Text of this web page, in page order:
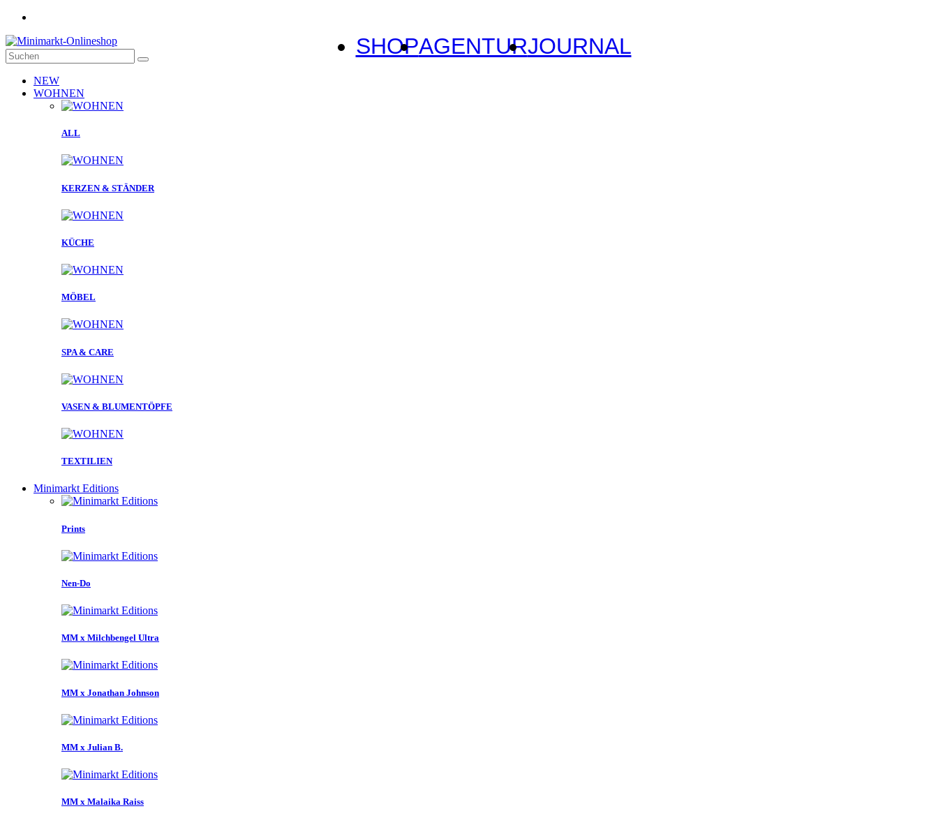
SHOPAGENTURJOURNAL
NEW
WOHNEN
ALL
KERZEN & STÄNDER
KÜCHE
MÖBEL
SPA & CARE
VASEN & BLUMENTÖPFE
TEXTILIEN
Minimarkt Editions
Prints
Nen-Do
MM x Milchbengel Ultra
MM x Jonathan Johnson
MM x Julian B.
MM x Malaika Raiss